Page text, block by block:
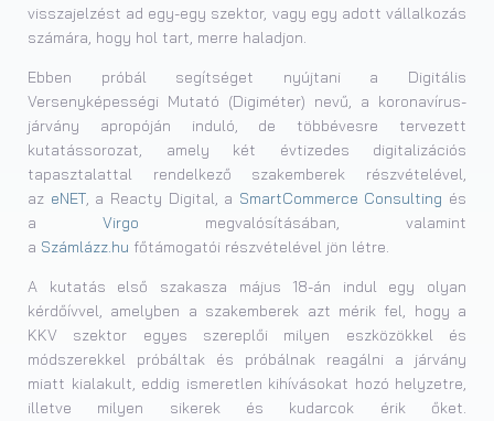
visszajelzést ad egy-egy szektor, vagy egy adott vállalkozás
számára, hogy hol tart, merre haladjon.
Ebben próbál segítséget nyújtani a Digitális
Versenyképességi Mutató (Digiméter) nevű, a koronavírus-
járvány apropóján induló, de többévesre tervezett
kutatássorozat, amely két évtizedes digitalizációs
tapasztalattal rendelkező szakemberek részvételével,
az eNET, a Reacty Digital, a SmartCommerce Consulting és
a Virgo megvalósításában, valamint
a Számlázz.hu főtámogatói részvételével jön létre.
A kutatás első szakasza május 18-án indul egy olyan
kérdőívvel, amelyben a szakemberek azt mérik fel, hogy a
KKV szektor egyes szereplői milyen eszközökkel és
módszerekkel próbáltak és próbálnak reagálni a járvány
miatt kialakult, eddig ismeretlen kihívásokat hozó helyzetre,
illetve milyen sikerek és kudarcok érik őket.